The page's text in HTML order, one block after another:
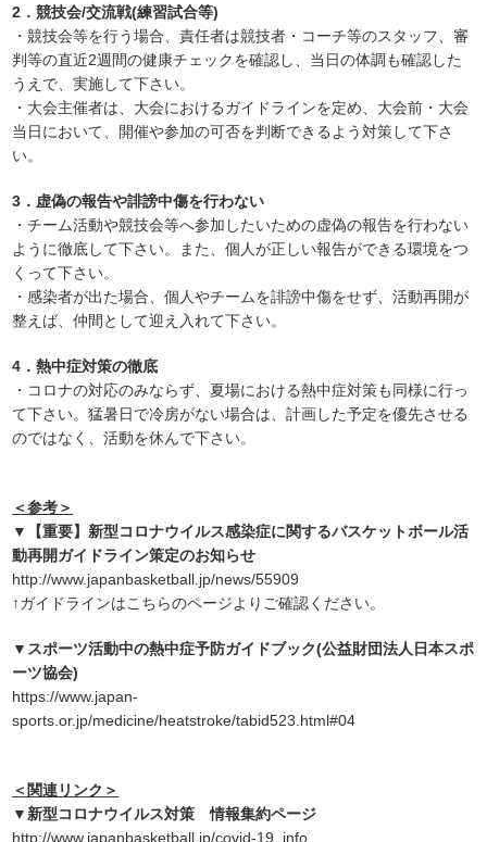
2．競技会/交流戦(練習試合等)
・競技会等を行う場合、責任者は競技者・コーチ等のスタッフ、審
判等の直近2週間の健康チェックを確認し、当日の体調も確認した
うえで、実施して下さい。
・大会主催者は、大会におけるガイドラインを定め、大会前・大会
当日において、開催や参加の可否を判断できるよう対策して下さ
い。
3．虚偽の報告や誹謗中傷を行わない
・チーム活動や競技会等へ参加したいための虚偽の報告を行わない
ように徹底して下さい。また、個人が正しい報告ができる環境をつ
くって下さい。
・感染者が出た場合、個人やチームを誹謗中傷をせず、活動再開が
整えば、仲間として迎え入れて下さい。
4．熱中症対策の徹底
・コロナの対応のみならず、夏場における熱中症対策も同様に行っ
て下さい。猛暑日で冷房がない場合は、計画した予定を優先させる
のではなく、活動を休んで下さい。
＜参考＞
▼
【重要】新型コロナウイルス感染症に関するバスケットボール活
動再開ガイドライン策定のお知らせ
http://www.japanbasketball.jp/news/55909
↑ガイドラインはこちらのページよりご確認ください。
▼ スポーツ活動中の熱中症予防ガイドブック(公益財団法人日本スポ
ーツ協会)
https://www.japan-
sports.or.jp/medicine/heatstroke/tabid523.html#04
＜関連リンク＞
▼新型コロナウイルス対策 情報集約ページ
http://www.japanbasketball.jp/covid-19_info